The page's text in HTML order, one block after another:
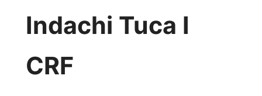
Indachi Tuca I
CRF